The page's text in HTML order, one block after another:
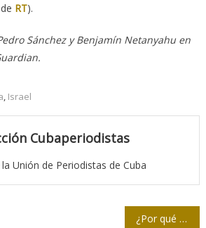
RT).
Sánchez y Benjamín Netanyahu en
Israel
Cubaperiodistas
Unión de Periodistas de Cuba
¿Por qué la mayoría de las personas son diestras?